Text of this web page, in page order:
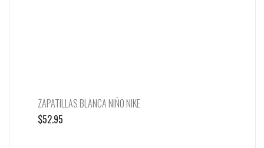
ZAPATILLAS BLANCA NIÑO NIKE
$52.95